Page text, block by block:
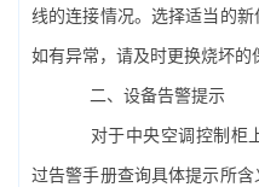
线的连接情况。选择适当的新
如有异常，请及时更换烧坏的
二、设备告警提示
对于中央空调控制柜
过告警手册查询具体提示所